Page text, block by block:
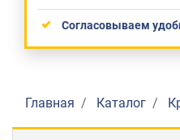
Согласовываем
Главная Каталог